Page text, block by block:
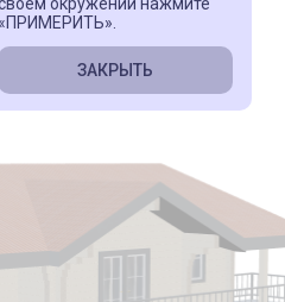
«ПРИМЕРИТЬ».
ЗАКРЫТЬ